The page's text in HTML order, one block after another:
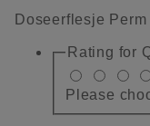
Doseerflesje Perm
Rating for
Please